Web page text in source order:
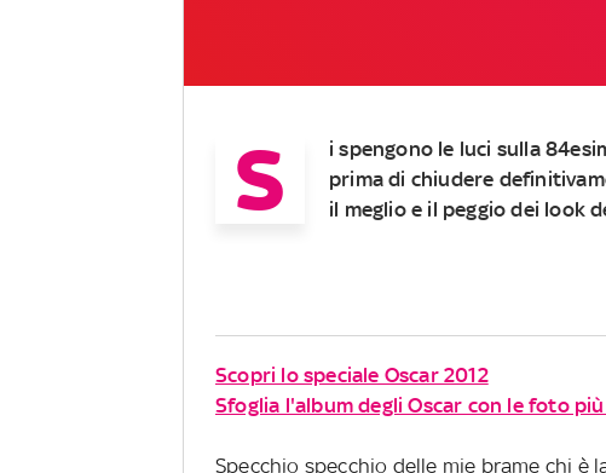
S
i spengono le luci sulla
prima di chiudere
il meglio e il peggio dei look
Scopri lo speciale Oscar 2012
Sfoglia l'album degli Oscar con le foto
Specchio specchio delle mie brame chi è